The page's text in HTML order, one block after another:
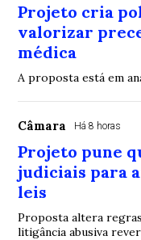
Projeto cria
valorizar
médica
A proposta está em
Câmara Há 8 horas
Projeto pune
judiciais para
leis
Proposta altera
litigância abusiva